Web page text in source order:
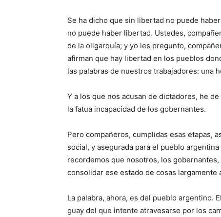
Se ha dicho que sin libertad no puede
no puede haber libertad. Ustedes,
de la oligarquía; y yo les pregunto,
afirman que hay libertad en los pueblos
las palabras de nuestros trabajadores: una
Y a los que nos acusan de dictadores, he
la fatua incapacidad de los gobernantes.
Pero compañeros, cumplidas esas etapas,
social, y asegurada para el pueblo
recordemos que nosotros, los
consolidar ese estado de cosas largamente
La palabra, ahora, es del pueblo argentino.
guay del que intente atravesarse por los